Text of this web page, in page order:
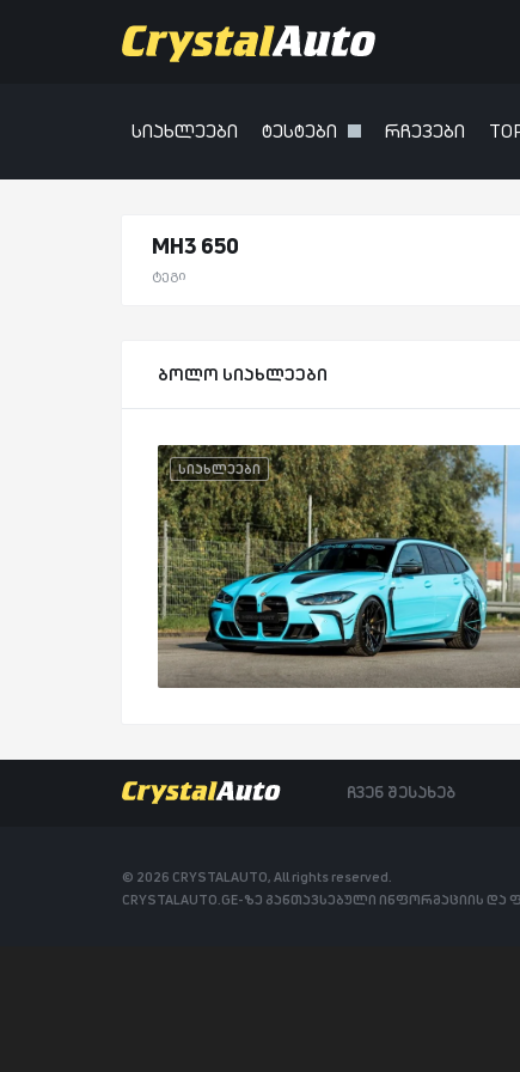
სიახლეები ტესტები რჩევები
MH3 650
ტეგი
ბოლო სიახლეები
სიახლეები
ჩვენ შესახებ
© 2026 CRYSTALAUTO, All rights reserved.
CRYSTALAUTO.GE-ზე განთავსებული ინფორმაციის